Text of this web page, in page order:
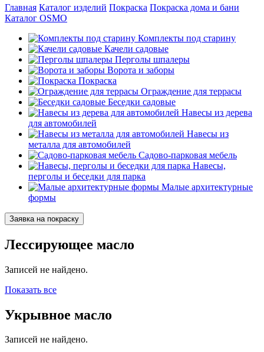
Главная Каталог изделий Покраска Покраска дома и бани
Каталог OSMO
Комплекты под старину
Качели садовые
Перголы шпалеры
Ворота и заборы
Покраска
Ограждение для террасы
Беседки садовые
Навесы из дерева
для автомобилей
Навесы из
металла для автомобилей
Садово-парковая мебель
Навесы,
перголы и беседки для парка
Малые архитектурные
формы
Заявка на покраску
Лессирующее масло
Записей не найдено.
Показать все
Укрывное масло
Записей не найдено.